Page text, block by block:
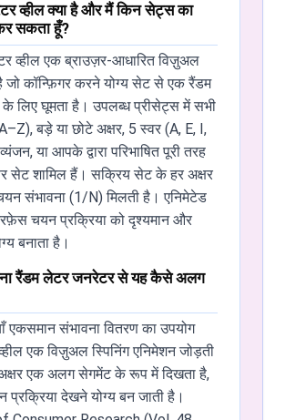
व्हील क्या है और मैं किन सेट्स का
सकता हूँ?
व्हील एक ब्राउज़र-आधारित विज़ुअल
कॉन्फ़िगर करने योग्य सेट से एक रैंडम
लिए घूमता है। उपलब्ध प्रीसेट्स में सभी
बड़े या छोटे अक्षर, 5 स्वर (A, E, I,
या आपके द्वारा परिभाषित पूरी तरह
सेट शामिल हैं। सक्रिय सेट के हर अक्षर
संभावना (1/N) मिलती है। एनिमेटेड
चयन प्रक्रिया को दृश्यमान और
बनाता है।
रैंडम लेटर जनरेटर से यह कैसे अलग
एकसमान संभावना वितरण का उपयोग
एक विज़ुअल स्पिनिंग एनिमेशन जोड़ती
एक अलग सेगमेंट के रूप में दिखता है,
देखने योग्य बन जाती है।